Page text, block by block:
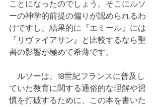
ことになったのでしょう。そこにルソ
ーの神学的前提の偏りが認められるわ
けですし、結果的に『エミール』には
『リヴァイアサン』と比較するなら聖
書の影響が極めて希薄です。
ルソーは、18世紀フランスに普及し
ていた教育に関する通俗的な理解や習
慣を打破するために、この本を書いた